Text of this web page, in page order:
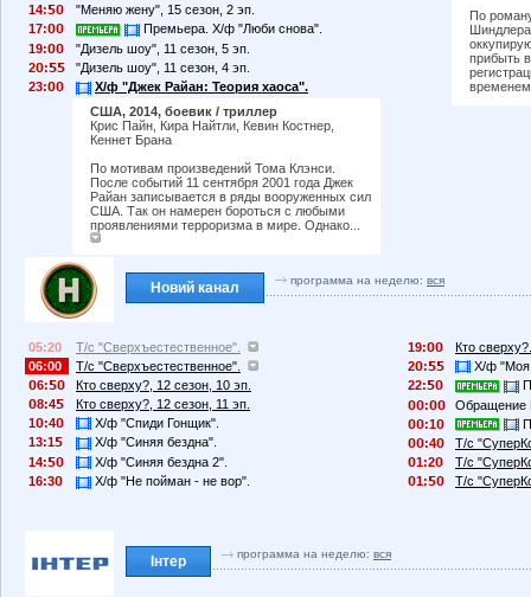
14:
"Меняю жену", 15 сезон, 2 эп.
17:
Премьера. Х/ф "Люби снова".
19:
"Дизель шоу", 11 сезон, 5 эп.
2
:
"Дизель шоу", 11 сезон, 4 эп.
23:
Х/ф "Джек Райан: Теория хаоса".
США, 2014, боевик / триллер
Крис Пайн, Кира Найтли, Кевин Костнер,
Кеннет Брана
По мотивам произведений Тома Клэнси.
После событий 11 сентября 2001 года Джек
Райан записывается в ряды вооруженных сил
США. Так он намерен бороться с любыми
проявлениями терроризма в мире. Однако...
По
прибыть
Новий канал программа на неделю: вся
05:20
Т/с "Сверхъестественное".
06:00
Т/с "Сверхъестественное".
6:
Кто сверху?, 12 сезон, 10 эп.
8:4
Кто сверху?, 12 сезон, 11 эп.
1
:4
Х/ф "Спиди Гонщик".
13:1
Х/ф "Синяя бездна".
14:
Х/ф "Синяя бездна 2".
16:3
Х/ф "Не пойман - не вор".
19:
Кто сверху?.
2
:
Х/ф "Моя
22:
:
Обращение
:1
:4
Т/с
1:2
Т/с
1:
Т/с
Інтер программа на неделю: вся